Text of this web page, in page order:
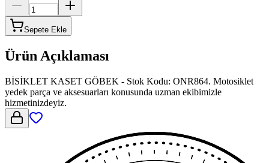
Sepete Ekle
Ürün Açıklaması
BİSİKLET KASET GÖBEK - Stok Kodu: ONR864. Motosiklet
yedek parça ve aksesuarları konusunda uzman ekibimizle
hizmetinizdeyiz.